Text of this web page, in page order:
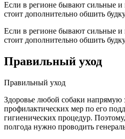
Если в регионе бывают сильные
стоит дополнительно обшить
Если в регионе бывают сильные
стоит дополнительно обшить
Правильный уход
Правильный уход
Здоровье любой собаки напрямую
профилактических мер по его
гигиенических процедур.
полгода нужно проводить